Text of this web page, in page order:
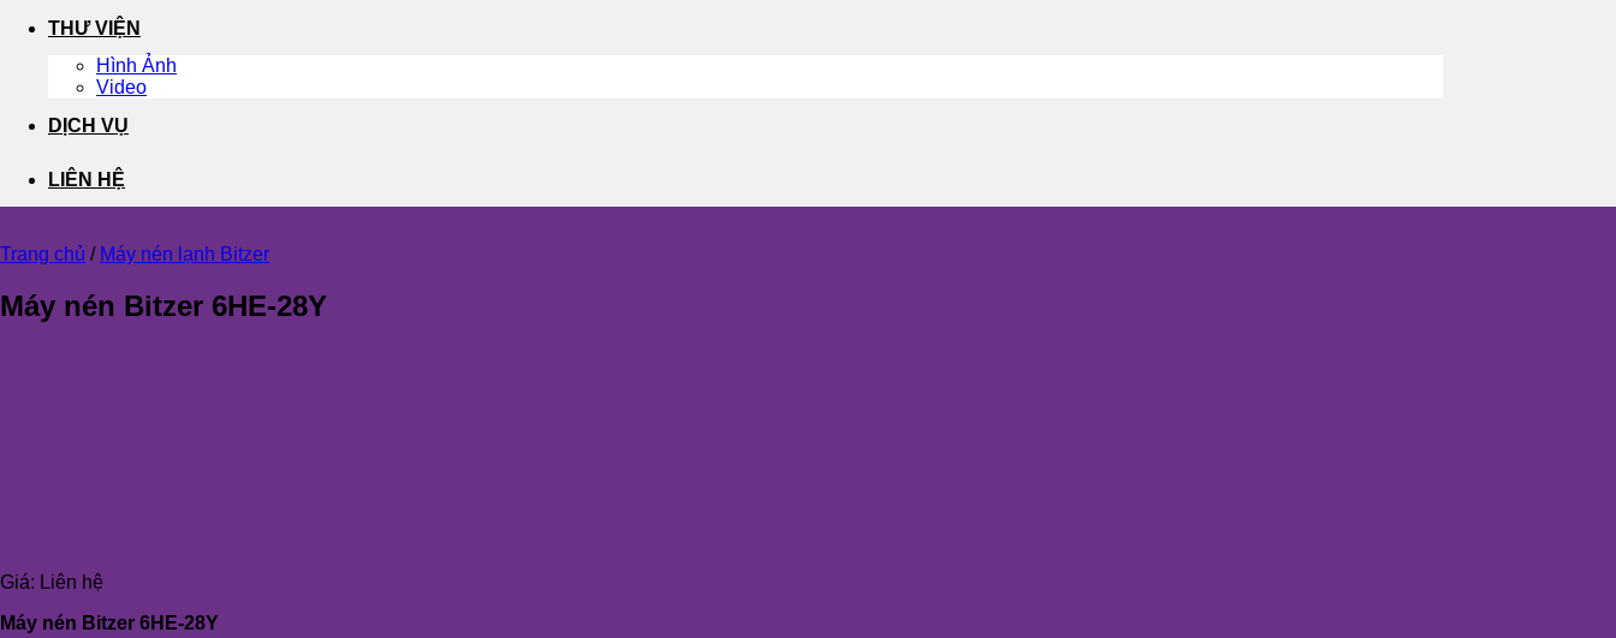
THƯ VIỆN
Hình Ảnh
Video
DỊCH VỤ
LIÊN HỆ
Trang chủ / Máy nén lạnh Bitzer
Máy nén Bitzer 6HE-28Y
Giá: Liên hệ
Máy nén Bitzer 6HE-28Y